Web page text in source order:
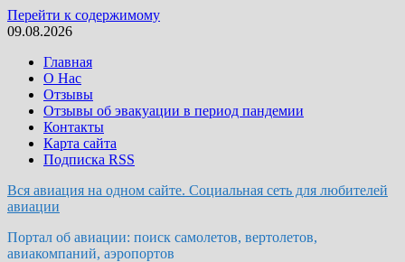
Перейти к содержимому
09.08.2026
Главная
О Нас
Отзывы
Отзывы об эвакуации в период пандемии
Контакты
Карта сайта
Подписка RSS
Вся авиация на одном сайте. Социальная сеть для любителей
авиации
Портал об авиации: поиск самолетов, вертолетов,
авиакомпаний, аэропортов